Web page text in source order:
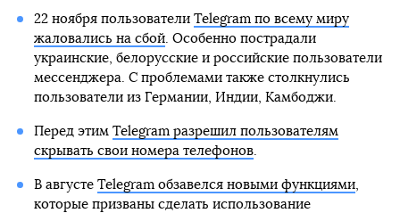
22 ноября пользователи Telegram по всему миру
жаловались на сбой. Особенно пострадали
украинские, белорусские и российские пользователи
мессенджера. С проблемами также столкнулись
пользователи из Германии, Индии, Камбоджи.
Перед этим Telegram разрешил пользователям
скрывать свои номера телефонов.
В августе Telegram обзавелся новыми функциями,
которые призваны сделать использование